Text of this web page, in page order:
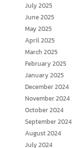
July 2025
June 2025
May 2025
April 2025
March 2025
February 2025
January 2025
December 2024
November 2024
October 2024
September 2024
August 2024
July 2024